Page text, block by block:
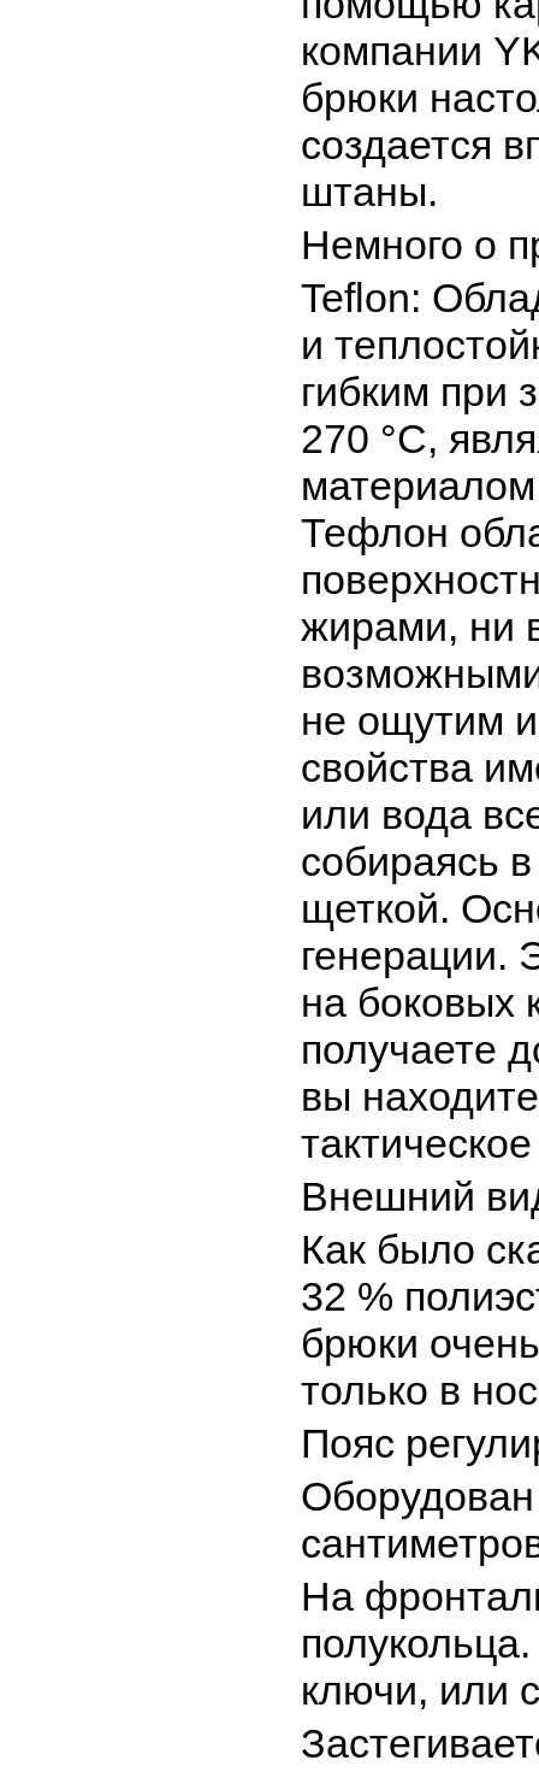
компании
брюки
создается
штаны.
Немного о
Teflon:
и
гибким при
270 °C,
Тефлон
жирами, ни
не ощутим и
свойства
или вода
собираясь
щеткой.
генерации.
на боковых
получаете
вы
Внешний
Как было
32 %
брюки
только в
Пояс
На
ключи, или